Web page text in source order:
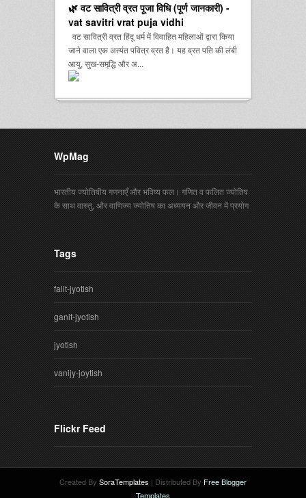
🌿 वट सावित्री व्रत पूजा विधि (पूर्ण जानकारी) -
vat savitri vrat puja vidhi
वट सावित्री व्रत हिंदू धर्म में विवाहित महिलाओं द्वारा किया
जाने वाला एक अत्यंत पवित्र व्रत है। यह व्रत पति की लंबी
आयु, सुख-समृद्धि और अ...
WpMag
भारतीय ज्योतिषीय गणनाएँ और भविष्य फल। गणित व फलित ज्योतिष
के साथ वास्तु, और वाणिज्य ज्योतिष का अध्ययन और जीवन में प्रयोग
Tags
falit-jyotish
ganit-jyotish
jyotish
vanijy-joytish
Flickr Feed
Created By SoraTemplates | Distributed By Free Blogger
Templates